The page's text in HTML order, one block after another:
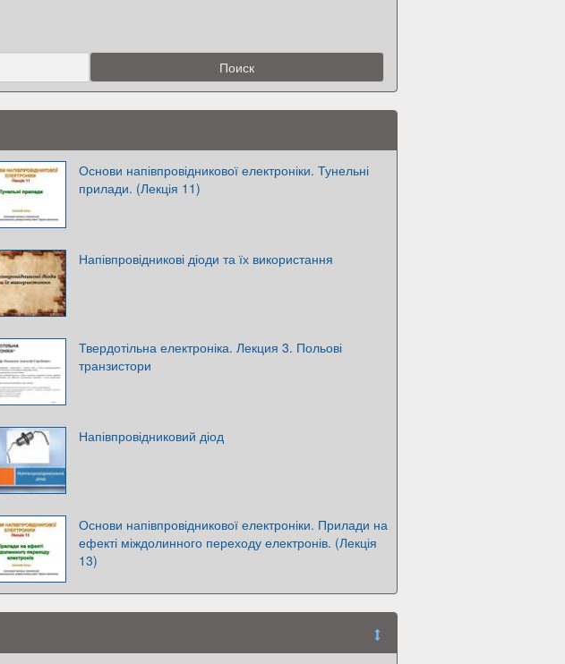
Основи напівпровідникової електроніки. Тунельні
прилади. (Лекція 11)
Напівпровідникові діоди та їх використання
Твердотільна електроніка. Лекция 3. Польові
транзистори
Напівпровідниковий діод
Основи напівпровідникової електроніки. Прилади на
ефекті міждолинного переходу електронів. (Лекція
13)